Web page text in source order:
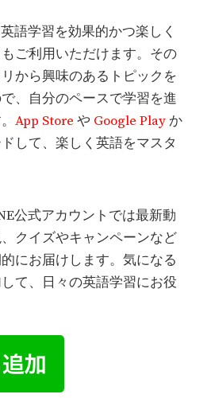
語学習を効果的かつ楽しく
ご利用いただけます。その
から興味のあるトピックを
、自分のペースで学習を進
App Store や Google Playか
して、楽しく英語をマスタ
公式アカウントでは最新動
クイズやキャンペーンなど
にお届けします。気になる
て、日々の英語学習にお役